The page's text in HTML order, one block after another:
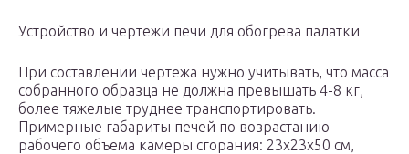
Устройство и чертежи печи для обогрева палатки
При составлении чертежа нужно учитывать, что масса
собранного образца не должна превышать 4-8 кг,
более тяжелые труднее транспортировать.
Примерные габариты печей по возрастанию
рабочего объема камеры сгорания: 23х23х50 см,